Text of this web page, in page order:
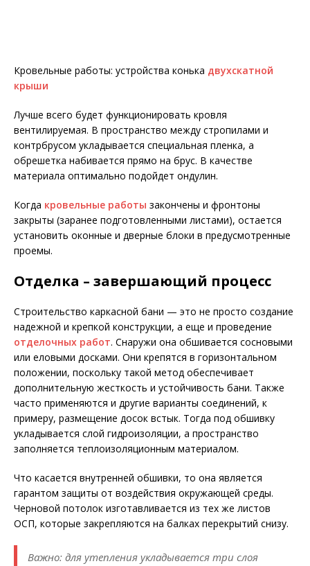
Кровельные работы: устройства конька двухскатной
крыши
Лучше всего будет функционировать кровля
вентилируемая. В пространство между стропилами и
контрбрусом укладывается специальная пленка, а
обрешетка набивается прямо на брус. В качестве
материала оптимально подойдет ондулин.
Когда кровельные работы закончены и фронтоны
закрыты (заранее подготовленными листами), остается
установить оконные и дверные блоки в предусмотренные
проемы.
Отделка – завершающий процесс
Строительство каркасной бани — это не просто создание
надежной и крепкой конструкции, а еще и проведение
отделочных работ. Снаружи она обшивается сосновыми
или еловыми досками. Они крепятся в горизонтальном
положении, поскольку такой метод обеспечивает
дополнительную жесткость и устойчивость бани. Также
часто применяются и другие варианты соединений, к
примеру, размещение досок встык. Тогда под обшивку
укладывается слой гидроизоляции, а пространство
заполняется теплоизоляционным материалом.
Что касается внутренней обшивки, то она является
гарантом защиты от воздействия окружающей среды.
Черновой потолок изготавливается из тех же листов
ОСП, которые закрепляются на балках перекрытий снизу.
Важно: для утепления укладывается три слоя